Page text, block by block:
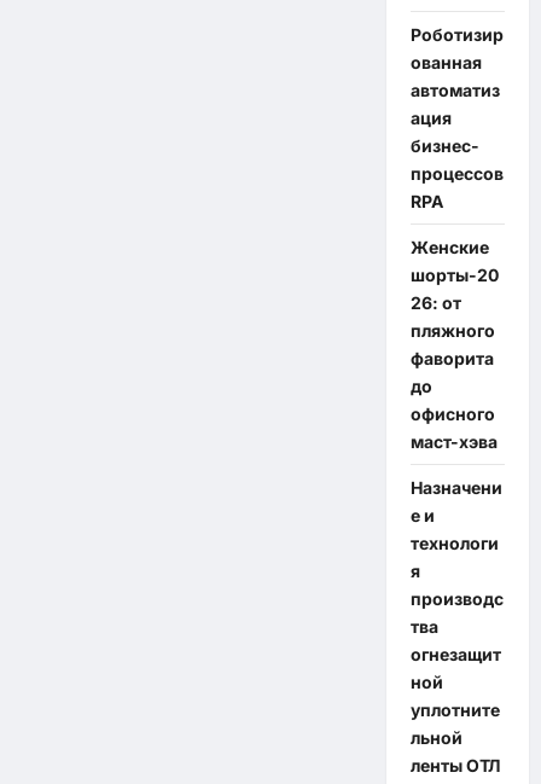
Роботизир
ованная
автоматиз
ация
бизнес-
процессов
RPA
Женские
шорты-20
26: от
пляжного
фаворита
до
офисного
маст-хэва
Назначени
е и
технологи
я
производс
тва
огнезащит
ной
уплотните
льной
ленты ОТЛ